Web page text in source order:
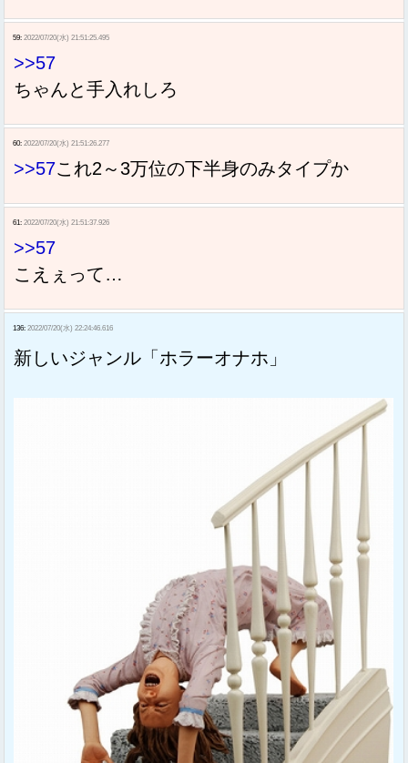
59: 2022/07/20(水) 21:51:25.495
>>57
ちゃんと手入れしろ
60: 2022/07/20(水) 21:51:26.277
>>57これ2～3万位の下半身のみタイプか
61: 2022/07/20(水) 21:51:37.926
>>57
こえぇって…
136: 2022/07/20(水) 22:24:46.616
新しいジャンル「ホラーオナホ」